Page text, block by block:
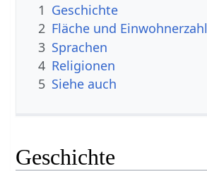
1 Geschichte
2 Fläche und Einwohnerzahl
3 Sprachen
4 Religionen
5 Siehe auch
Geschichte